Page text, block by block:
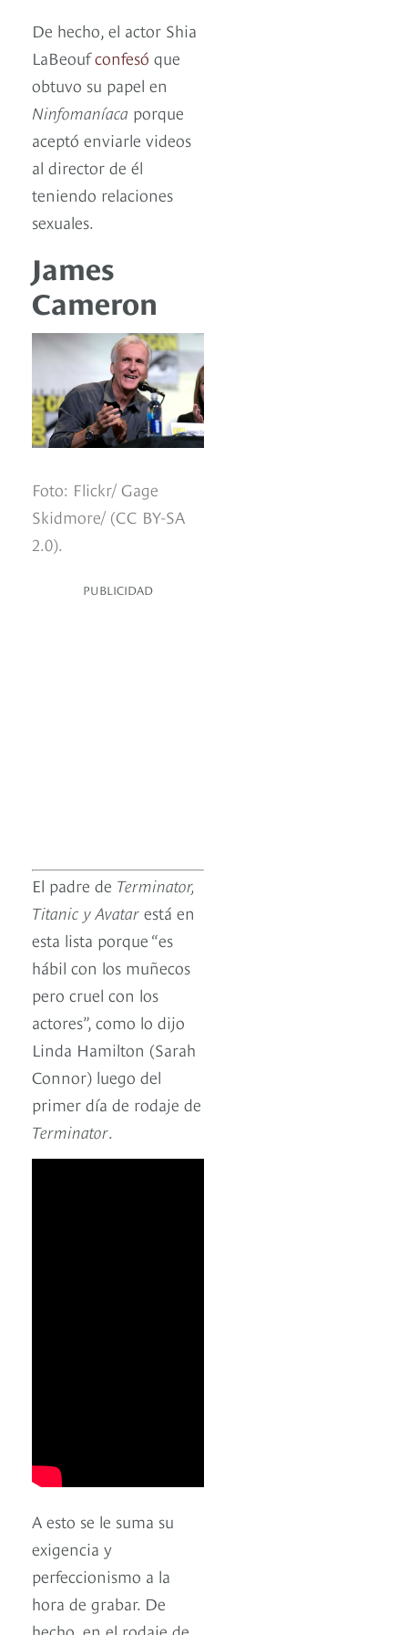
De hecho, el actor Shia
LaBeoufconfesó que
obtuvo su papel en
Ninfomaníaca porque
aceptó enviarle videos
al director de él
teniendo relaciones
sexuales.
James
Cameron
Foto: Flickr/ Gage
Skidmore/ (CC BY-SA
2.0).
PUBLICIDAD
El padre de Terminator,
Titanic y Avatar está en
esta lista porque “es
hábil con los muñecos
pero cruel con los
actores”, como lo dijo
Linda Hamilton (Sarah
Connor) luego del
primer día de rodaje de
Terminator.
A esto se le suma su
exigencia y
perfeccionismo a la
hora de grabar. De
hecho, en el rodaje de